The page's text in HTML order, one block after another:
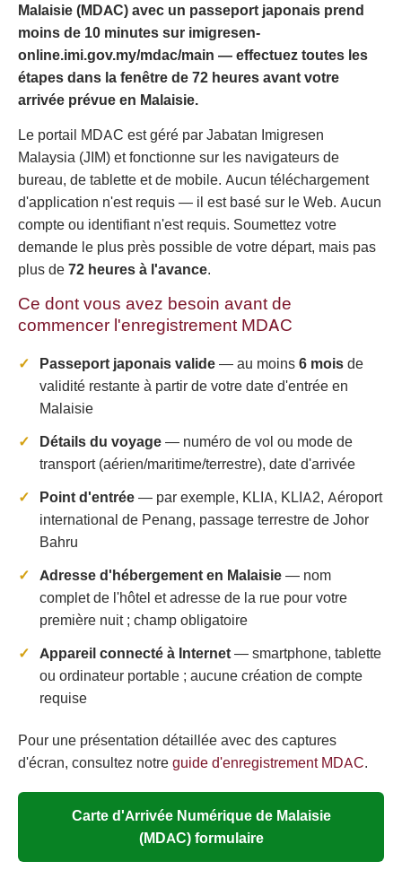
Malaisie (MDAC) avec un passeport japonais prend
moins de 10 minutes sur imigresen-
online.imi.gov.my/mdac/main — effectuez toutes les
étapes dans la fenêtre de 72 heures avant votre
arrivée prévue en Malaisie.
Le portail MDAC est géré par Jabatan Imigresen
Malaysia (JIM) et fonctionne sur les navigateurs de
bureau, de tablette et de mobile. Aucun téléchargement
d'application n'est requis — il est basé sur le Web. Aucun
compte ou identifiant n'est requis. Soumettez votre
demande le plus près possible de votre départ, mais pas
plus de72 heures à l'avance.
Ce dont vous avez besoin avant de
commencer l'enregistrement MDAC
Passeport japonais valide— au moins6 moisde
validité restante à partir de votre date d'entrée en
Malaisie
Détails du voyage— numéro de vol ou mode de
transport (aérien/maritime/terrestre), date d'arrivée
Point d'entrée— par exemple, KLIA, KLIA2, Aéroport
international de Penang, passage terrestre de Johor
Bahru
Adresse d'hébergement en Malaisie— nom
complet de l'hôtel et adresse de la rue pour votre
première nuit ; champ obligatoire
Appareil connecté à Internet— smartphone, tablette
ou ordinateur portable ; aucune création de compte
requise
Pour une présentation détaillée avec des captures
d'écran, consultez notreguide d'enregistrement MDAC.
Carte d'Arrivée Numérique de Malaisie
(MDAC) formulaire